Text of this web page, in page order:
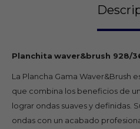
Planchita waver&brush 928/
La Plancha Gama Waver&Brush
que combina los beneficios de
lograr ondas suaves y definidas.
ondas con un acabado